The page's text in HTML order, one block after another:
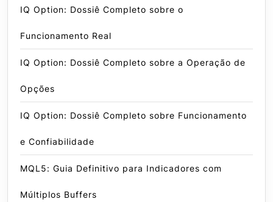
IQ Option: Dossiê Completo sobre o
Funcionamento Real
IQ Option: Dossiê Completo sobre a Operação de
Opções
IQ Option: Dossiê Completo sobre Funcionamento
e Confiabilidade
MQL5: Guia Definitivo para Indicadores com
Múltiplos Buffers